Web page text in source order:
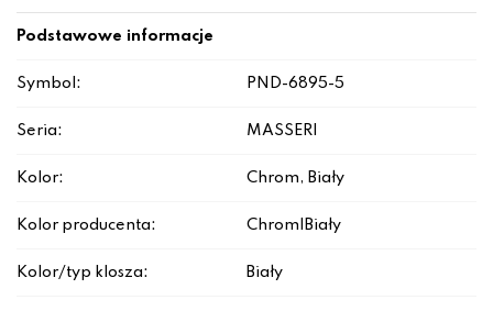
Podstawowe informacje
Symbol: PND-6895-5
Seria: MASSERI
Kolor: Chrom, Biały
Kolor producenta: Chrom|Biały
Kolor/typ klosza: Biały